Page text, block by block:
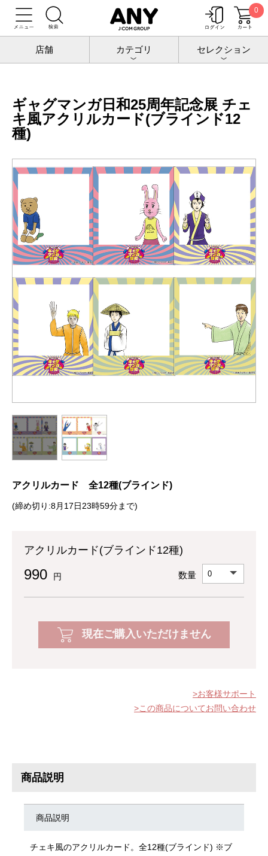
0
店舗 カテゴリ セレクション
トップ
増田こうすけ劇場 ギャグマンガ日和25周年記念展
グッズ
ギャグマンガ日和25周年記念展 チェキ風アクリルカード(ブラインド12種)
ギャグマンガ日和25周年記念展 チェ
キ風アクリルカード(ブラインド12
種)
アクリルカード 全12種(ブラインド)
(締め切り:8月17日23時59分まで)
アクリルカード(ブラインド12種)
990 円 数量
現在ご購入いただけません
お客様サポート
この商品についてお問い合わせ
商品説明
商品説明
チェキ風のアクリルカード。全12種(ブラインド) ※ブ